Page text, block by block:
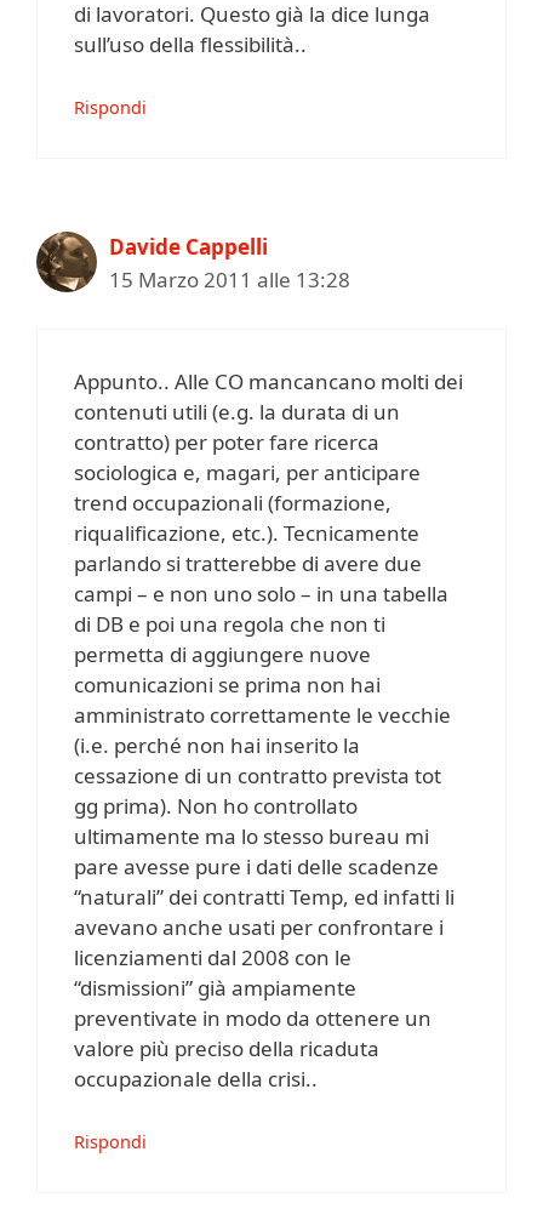
di lavoratori. Questo già la dice lunga
sull’uso della flessibilità..
Rispondi
Davide Cappelli
15 Marzo 2011 alle 13:28
Appunto.. Alle CO mancancano molti dei
contenuti utili (e.g. la durata di un
contratto) per poter fare ricerca
sociologica e, magari, per anticipare
trend occupazionali (formazione,
riqualificazione, etc.). Tecnicamente
parlando si tratterebbe di avere due
campi – e non uno solo – in una tabella
di DB e poi una regola che non ti
permetta di aggiungere nuove
comunicazioni se prima non hai
amministrato correttamente le vecchie
(i.e. perché non hai inserito la
cessazione di un contratto prevista tot
gg prima). Non ho controllato
ultimamente ma lo stesso bureau mi
pare avesse pure i dati delle scadenze
“naturali” dei contratti Temp, ed infatti li
avevano anche usati per confrontare i
licenziamenti dal 2008 con le
“dismissioni” già ampiamente
preventivate in modo da ottenere un
valore più preciso della ricaduta
occupazionale della crisi..
Rispondi